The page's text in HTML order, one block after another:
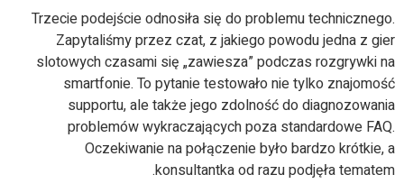
Trzecie podejście odnosiła się do problemu technicznego.
Zapytaliśmy przez czat, z jakiego powodu jedna z gier
slotowych czasami się „zawiesza” podczas rozgrywki na
smartfonie. To pytanie testowało nie tylko znajomość
supportu, ale także jego zdolność do diagnozowania
problemów wykraczających poza standardowe FAQ.
Oczekiwanie na połączenie było bardzo krótkie, a
konsultantka od razu podjęła tematem.